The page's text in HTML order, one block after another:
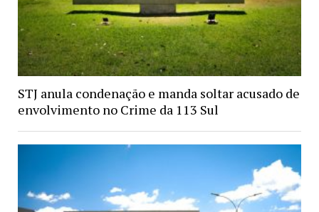
STJ anula condenação e manda soltar acusado de
envolvimento no Crime da 113 Sul